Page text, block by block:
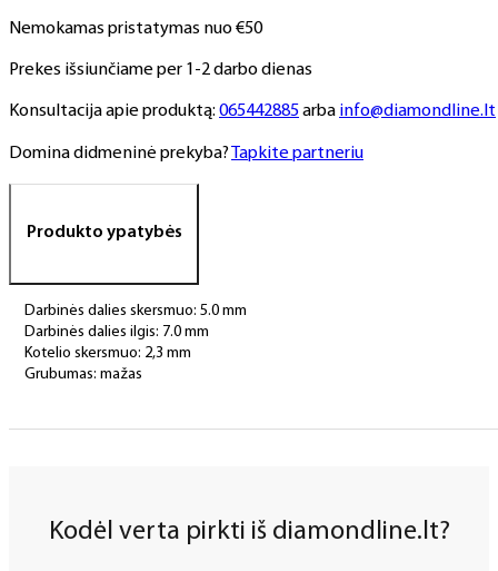
Nemokamas pristatymas nuo €50
Prekes išsiunčiame per 1-2 darbo dienas
Konsultacija apie produktą: 065442885arba info@diamondline.lt
Domina didmeninė prekyba?Tapkite partneriu
Produkto ypatybės
Darbinės dalies skersmuo: 5.0 mm
Darbinės dalies ilgis: 7.0 mm
Kotelio skersmuo: 2,3 mm
Grubumas: mažas
Kodėl verta pirkti iš diamondline.lt?